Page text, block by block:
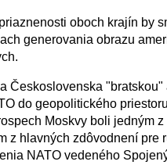
oboch krajín by
generovania obrazu
Československa "bratskou"
do geopolitického priestoru
Moskvy boli jedným
z hlavných zdôvodnení pre
NATO vedeného